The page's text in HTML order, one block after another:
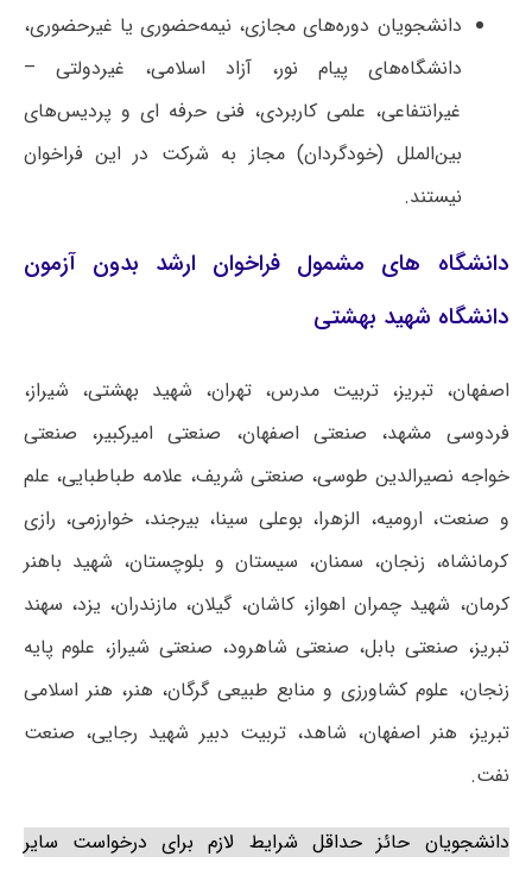
دانشجویان دوره‌های مجازی، نیمه‌حضوری یا غیرحضوری،
دانشگاه‌های پیام نور، آزاد اسلامی، غیردولتی –
غیرانتفاعی، علمی کاربردی، فنی حرفه ای و پردیس‌های
بین‌الملل (خودگردان) مجاز به شرکت در این فراخوان
نیستند.
دانشگاه های مشمول فراخوان ارشد بدون آزمون
دانشگاه شهید بهشتی
اصفهان، تبریز، تربیت مدرس، تهران، شهید بهشتی، شیراز،
فردوسی مشهد، صنعتی اصفهان، صنعتی امیرکبیر، صنعتی
خواجه نصیرالدین طوسی، صنعتی شریف، علامه طباطبایی، علم
و صنعت، ارومیه، الزهرا، بوعلی سینا، بیرجند، خوارزمی، رازی
کرمانشاه، زنجان، سمنان، سیستان و بلوچستان، شهید باهنر
کرمان، شهید چمران اهواز، کاشان، گیلان، مازندران، یزد، سهند
تبریز، صنعتی بابل، صنعتی شاهرود، صنعتی شیراز، علوم پایه
زنجان، علوم کشاورزی و منابع طبیعی گرگان، هنر، هنر اسلامی
تبریز، هنر اصفهان، شاهد، تربیت دبیر شهید رجایی، صنعت
نفت.
دانشجویان حائز حداقل شرایط لازم برای درخواست سایر